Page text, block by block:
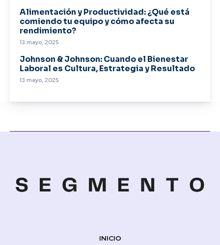
Alimentación y Productividad: ¿Qué está
comiendo tu equipo y cómo afecta su
rendimiento?
13 mayo, 2025
Johnson & Johnson: Cuando el Bienestar
Laboral es Cultura, Estrategia y Resultado
13 mayo, 2025
INICIO